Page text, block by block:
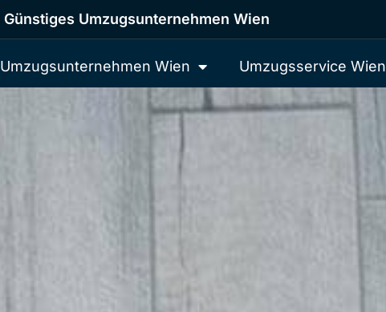
Günstiges Umzugsunternehmen Wien
Umzugsunternehmen Wien Umzugsservice Wien